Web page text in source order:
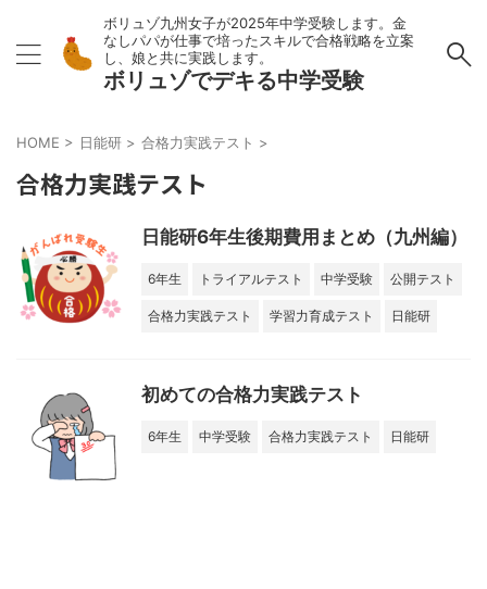
ボリュゾ九州女子が2025年中学受験します。金
なしパパが仕事で培ったスキルで合格戦略を立案
し、娘と共に実践します。
ボリュゾでデキる中学受験
HOME > 日能研 > 合格力実践テスト >
合格力実践テスト
日能研6年生後期費用まとめ（九州編）
6年生 トライアルテスト 中学受験 公開テスト
合格力実践テスト 学習力育成テスト 日能研
初めての合格力実践テスト
6年生 中学受験 合格力実践テスト 日能研